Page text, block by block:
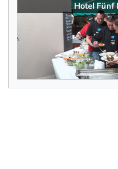
Hotel Fünf